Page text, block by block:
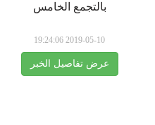
بالتجمع الخامس
2019-05-10 19:24:06
عرض تفاصيل الخبر